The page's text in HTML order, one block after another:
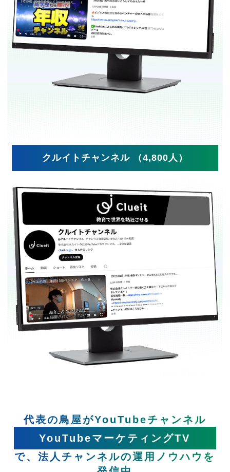
クルイトチャンネル （4,800人）
代表の鳥屋がYouTubeチャンネル
YouTubeマーケティングTV
で、法人チャンネルの運用ノウハウを